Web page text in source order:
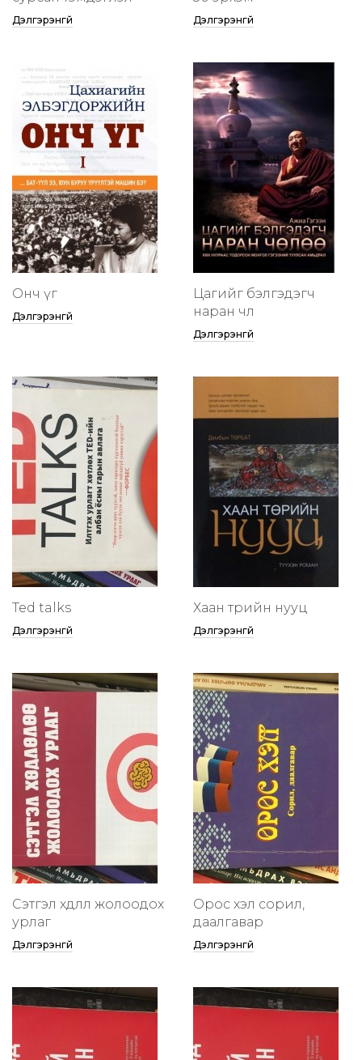
Дэлгэрэнгүй Дэлгэрэнгүй
Онч үг
Дэлгэрэнгүй
Цагийг бэлгэдэгч
наран чөлөө
Дэлгэрэнгүй
Ted talks
Дэлгэрэнгүй
Хаан төрийн нууц
Дэлгэрэнгүй
Сэтгэл хөдлөлөө жолоодох
урлаг
Дэлгэрэнгүй
Орос хэл сорил,
даалгавар
Дэлгэрэнгүй